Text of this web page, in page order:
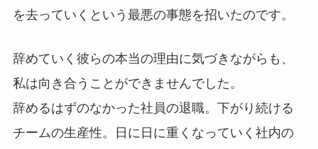
を去っていくという最悪の事態を招いたのです。
辞めていく彼らの本当の理由に気づきながらも、
私は向き合うことができませんでした。
辞めるはずのなかった社員の退職。下がり続ける
チームの生産性。日に日に重くなっていく社内の